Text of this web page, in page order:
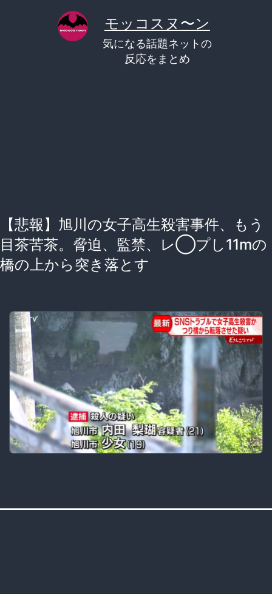
モッコスヌ〜ン
気になる話題ネットの
反応をまとめ
【悲報】旭川の女子高生殺害事件、もう
目茶苦茶。脅迫、監禁、レ◯プし11mの
橋の上から突き落とす